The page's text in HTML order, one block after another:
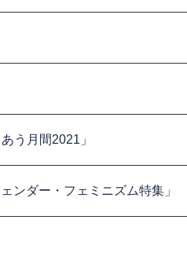
う月間2021」
ンダー・フェミニズム特集」